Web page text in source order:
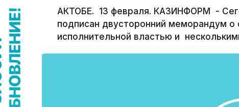
АКТОБЕ. 13 февраля. КАЗИНФОРМ -
подписан двусторонний меморандум
исполнительной властью и